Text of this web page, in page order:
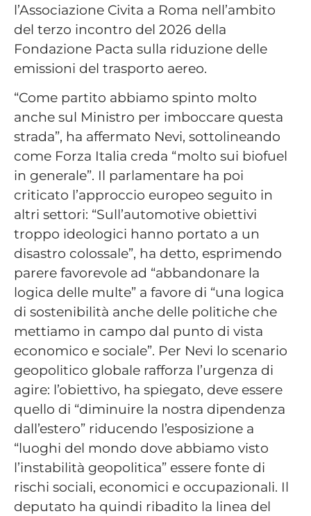
l’Associazione Civita a Roma nell’ambito
del terzo incontro del 2026 della
Fondazione Pacta sulla riduzione delle
emissioni del trasporto aereo.
“Come partito abbiamo spinto molto
anche sul Ministro per imboccare questa
strada”, ha affermato Nevi, sottolineando
come Forza Italia creda “molto sui biofuel
in generale”. Il parlamentare ha poi
criticato l’approccio europeo seguito in
altri settori: “Sull’automotive obiettivi
troppo ideologici hanno portato a un
disastro colossale”, ha detto, esprimendo
parere favorevole ad “abbandonare la
logica delle multe” a favore di “una logica
di sostenibilità anche delle politiche che
mettiamo in campo dal punto di vista
economico e sociale”. Per Nevi lo scenario
geopolitico globale rafforza l’urgenza di
agire: l’obiettivo, ha spiegato, deve essere
quello di “diminuire la nostra dipendenza
dall’estero” riducendo l’esposizione a
“luoghi del mondo dove abbiamo visto
l’instabilità geopolitica” essere fonte di
rischi sociali, economici e occupazionali. Il
deputato ha quindi ribadito la linea del